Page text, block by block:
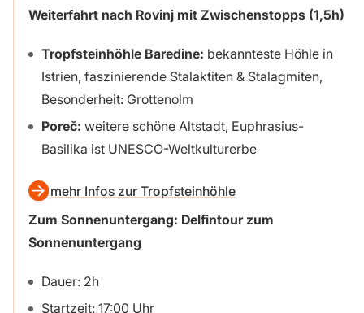
Weiterfahrt nach Rovinj mit Zwischenstopps (1,5h)
Tropfsteinhöhle Baredine: bekannteste Höhle in
Istrien, faszinierende Stalaktiten & Stalagmiten,
Besonderheit: Grottenolm
Poreč: weitere schöne Altstadt, Euphrasius-
Basilika ist UNESCO-Weltkulturerbe
mehr Infos zur Tropfsteinhöhle
Zum Sonnenuntergang: Delfintour zum
Sonnenuntergang
Dauer: 2h
Startzeit: 17:00 Uhr